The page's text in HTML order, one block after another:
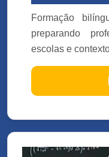
Formação
preparando
escolas e